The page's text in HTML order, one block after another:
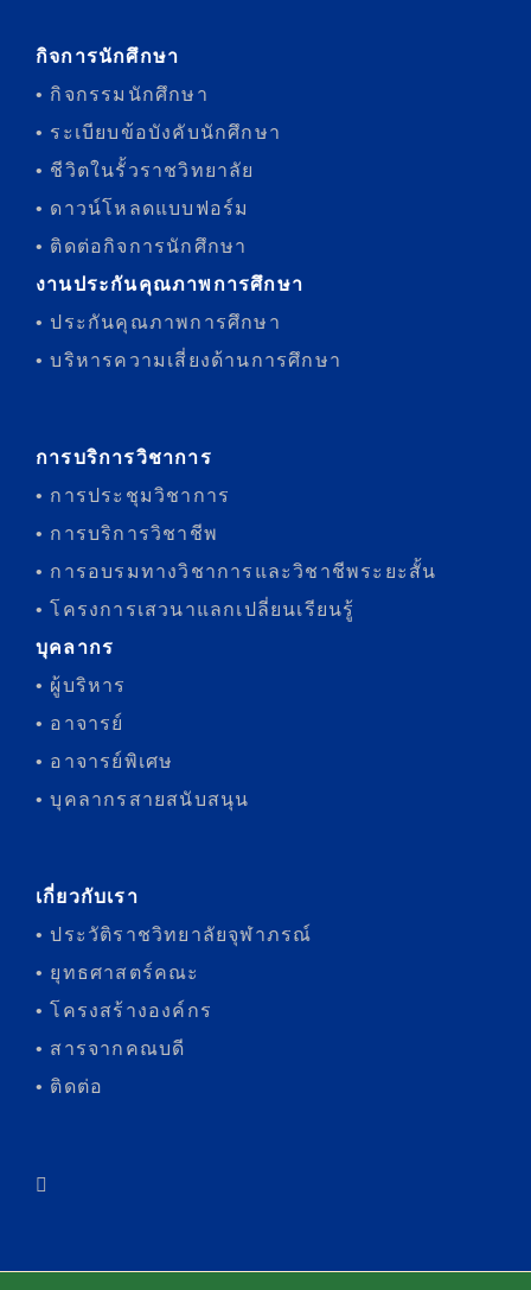
กิจการนักศึกษา
• กิจกรรมนักศึกษา
• ระเบียบข้อบังคับนักศึกษา
• ชีวิตในรั้วราชวิทยาลัย
• ดาวน์โหลดแบบฟอร์ม
• ติดต่อกิจการนักศึกษา
งานประกันคุณภาพการศึกษา
• ประกันคุณภาพการศึกษา
• บริหารความเสี่ยงด้านการศึกษา
การบริการวิชาการ
• การประชุมวิชาการ
• การบริการวิชาชีพ
• การอบรมทางวิชาการและวิชาชีพระยะสั้น
• โครงการเสวนาแลกเปลี่ยนเรียนรู้
บุคลากร
• ผู้บริหาร
• อาจารย์
• อาจารย์พิเศษ
• บุคลากรสายสนับสนุน
เกี่ยวกับเรา
• ประวัติราชวิทยาลัยจุฬาภรณ์
• ยุทธศาสตร์คณะ
• โครงสร้างองค์กร
• สารจากคณบดี
• ติดต่อ